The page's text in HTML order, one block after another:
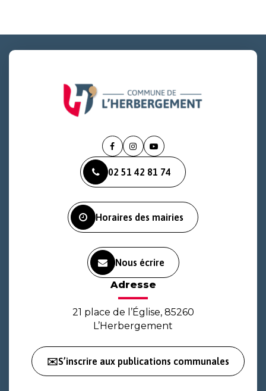
Lien
le
compte
Lien
le
compte
Lien
la
chaîne
02 51 42 81 74
Horaires des mairies
Nous écrire
Adresse
21 place de l’Église, 85260
L’Herbergement
✉️S’inscrire aux publications communales